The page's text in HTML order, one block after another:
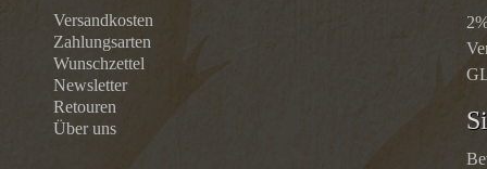
Versandkosten
Zahlungsarten
Wunschzettel
Newsletter
Retouren
Über uns